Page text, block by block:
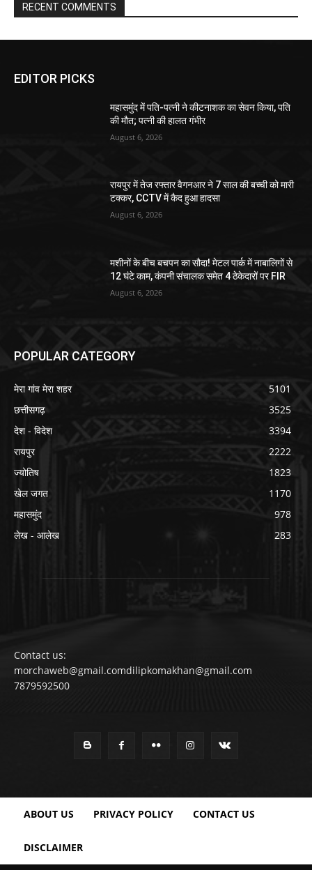
RECENT COMMENTS
EDITOR PICKS
महासमुंद में पति-पत्नी ने कीटनाशक का सेवन किया, पति
की मौत; पत्नी की हालत गंभीर
August 6, 2026
रायपुर में तेज रफ्तार वैगनआर ने 7 साल की बच्ची को मारी
टक्कर, CCTV में कैद हुआ हादसा
August 6, 2026
मशीनों के बीच बचपन का सौदा! मेटल पार्क में नाबालिगों से
12 घंटे काम, कंपनी संचालक समेत 4 ठेकेदारों पर FIR
August 6, 2026
POPULAR CATEGORY
मेरा गांव मेरा शहर
5101
छत्तीसगढ़
3525
देश - विदेश
3394
रायपुर
2222
ज्योतिष
1823
खेल जगत
1170
महासमुंद
978
लेख - आलेख
283
Contact us:
morchaweb@gmail.comdilipkomakhan@gmail.com
7879592500
ABOUT US PRIVACY POLICY CONTACT US
DISCLAIMER